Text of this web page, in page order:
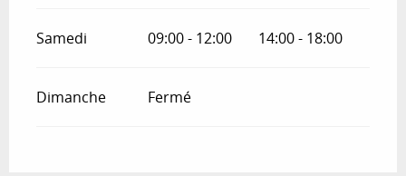
Samedi 09:00 - 12:00 14:00 - 18:00
Dimanche Fermé